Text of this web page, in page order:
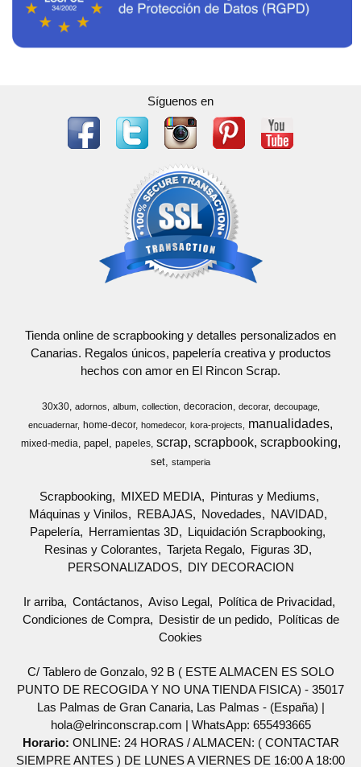
Síguenos en
Tienda online de scrapbooking y detalles personalizados en
Canarias. Regalos únicos, papelería creativa y productos
hechos con amor en El Rincon Scrap.
30x30 adornos album collection decoracion decorar
decoupage
encuadernar
home-decor homedecor kora-projects manualidades
mixed-media papel papeles scrap scrapbook scrapbooking
set stamperia
Scrapbooking MIXED MEDIA
Pinturas y Mediums
Máquinas y Vinilos
REBAJAS Novedades
NAVIDAD
Papelería
Herramientas 3D
Liquidación Scrapbooking
Resinas y Colorantes
Tarjeta Regalo
Figuras 3D
PERSONALIZADOS
DIY DECORACION
Ir arriba Contáctanos Aviso Legal
Política de Privacidad
Condiciones de Compra
Desistir de un pedido
Políticas de
Cookies
C/ Tablero de Gonzalo, 92 B ( ESTE ALMACEN ES SOLO
PUNTO DE RECOGIDA Y NO UNA TIENDA FISICA) - 35017
Las Palmas de Gran Canaria, Las Palmas - (España) |
hola@elrinconscrap.com | WhatsApp: 655493665
Horario: ONLINE: 24 HORAS / ALMACEN: ( CONTACTAR
SIEMPRE ANTES ) DE LUNES A VIERNES DE 16:00 A 18:00